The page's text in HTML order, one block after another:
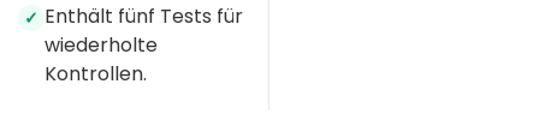
✓ Enthält fünf Tests für
wiederholte
Kontrollen.